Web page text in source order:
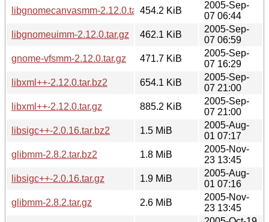
libgnomecanvasmm-2.12.0.tar.gz454.2 KiB
2005-Sep-
07 06:44
libgnomeuimm-2.12.0.tar.gz
462.1 KiB
2005-Sep-
07 06:59
gnome-vfsmm-2.12.0.tar.gz
471.7 KiB
2005-Sep-
07 16:29
libxml++-2.12.0.tar.bz2
654.1 KiB
2005-Sep-
07 21:00
libxml++-2.12.0.tar.gz
885.2 KiB
2005-Sep-
07 21:00
libsigc++-2.0.16.tar.bz2
1.5 MiB
2005-Aug-
01 07:17
glibmm-2.8.2.tar.bz2
1.8 MiB
2005-Nov-
23 13:45
libsigc++-2.0.16.tar.gz
1.9 MiB
2005-Aug-
01 07:16
glibmm-2.8.2.tar.gz
2.6 MiB
2005-Nov-
23 13:45